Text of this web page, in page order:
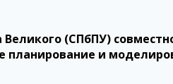
(СПбПУ)
и